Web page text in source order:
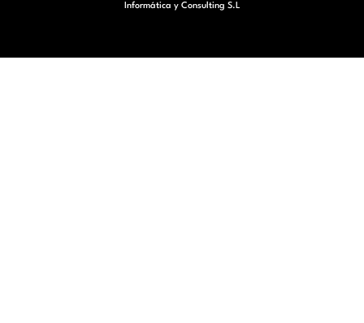
Informática y Consulting S.L